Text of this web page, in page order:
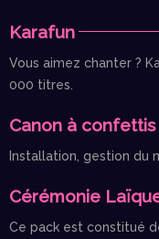
Karafun
Vous aimez chanter ?
000 titres.
Canon à confettis
Installation, gestion du
Cérémonie
Ce pack est constitué